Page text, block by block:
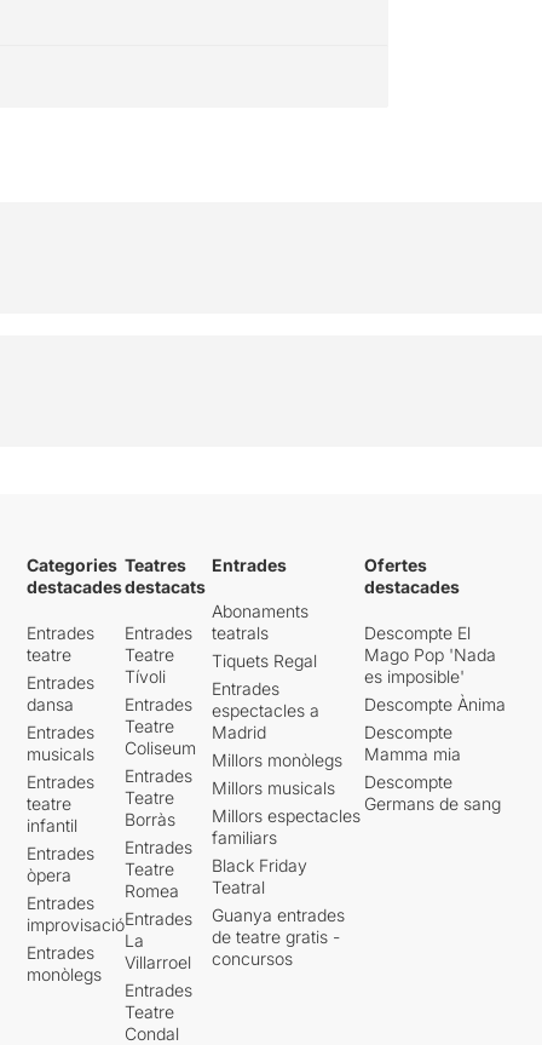
Categories
destacades
Entrades
teatre
Entrades
dansa
Entrades
musicals
Entrades
teatre
infantil
Entrades
òpera
Entrades
improvisació
Entrades
monòlegs
Teatres
destacats
Entrades
Teatre
Tívoli
Entrades
Teatre
Coliseum
Entrades
Teatre
Borràs
Entrades
Teatre
Romea
Entrades
La
Villarroel
Entrades
Teatre
Condal
Entrades
Abonaments
teatrals
Tiquets Regal
Entrades
espectacles a
Madrid
Millors monòlegs
Millors musicals
Millors espectacles
familiars
Black Friday
Teatral
Guanya entrades
de teatre gratis -
concursos
Ofertes
destacades
Descompte El
Mago Pop 'Nada
es imposible'
Descompte Ànima
Descompte
Mamma mia
Descompte
Germans de sang